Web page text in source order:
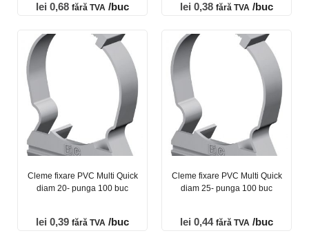
lei 0,68 fără TVA /buc lei 0,38 fără TVA /buc
Cleme fixare PVC Multi Quick
diam 20- punga 100 buc
lei 0,39 fără TVA /buc
Cleme fixare PVC Multi Quick
diam 25- punga 100 buc
lei 0,44 fără TVA /buc